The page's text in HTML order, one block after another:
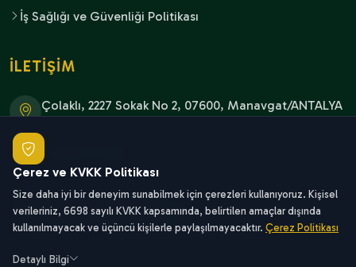
İş Sağlığı ve Güvenliği Politikası
İLETİŞİM
Çolaklı, 2227 Sokak No 2, 07600, Manavgat/ANTALYA
+902427442000
info@sunthaliahotels.com
reservation@sunthalia.com
Çerez ve KVKK Politikası
Size daha iyi bir deneyim sunabilmek için çerezleri kullanıyoruz. Kişisel
verileriniz, 6698 sayılı KVKK kapsamında, belirtilen amaçlar dışında
kullanılmayacak ve üçüncü kişilerle paylaşılmayacaktır. Çerez Politikası
Detaylı Bilgi